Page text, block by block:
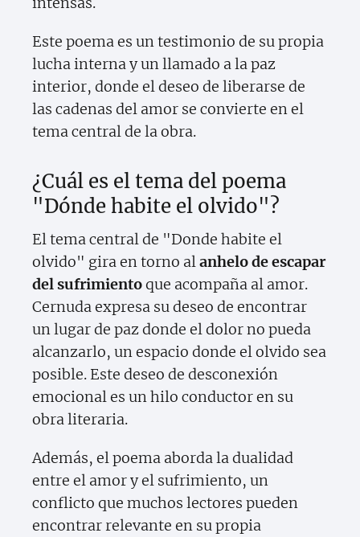
Este poema es un testimonio de su propia
lucha interna y un llamado a la paz
interior, donde el deseo de liberarse de
las cadenas del amor se convierte en el
tema central de la obra.
¿Cuál es el tema del poema
"Dónde habite el olvido"?
El tema central de "Donde habite el
olvido" gira en torno alanhelo de escapar
del sufrimientoque acompaña al amor.
Cernuda expresa su deseo de encontrar
un lugar de paz donde el dolor no pueda
alcanzarlo, un espacio donde el olvido sea
posible. Este deseo de desconexión
emocional es un hilo conductor en su
obra literaria.
Además, el poema aborda la dualidad
entre el amor y el sufrimiento, un
conflicto que muchos lectores pueden
encontrar relevante en su propia